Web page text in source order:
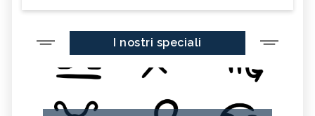
I nostri speciali